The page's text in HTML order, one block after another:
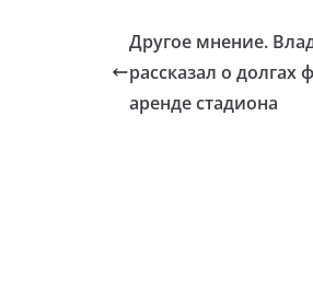
Другое мнение.
рассказал о долгах
аренде стадиона